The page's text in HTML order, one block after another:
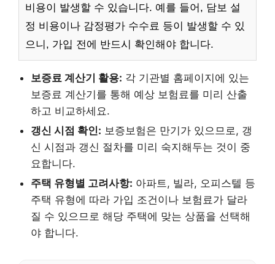
비용이 발생할 수 있습니다. 예를 들어, 담보 설
정 비용이나 감정평가 수수료 등이 발생할 수 있
으니, 가입 전에 반드시 확인해야 합니다.
보증료 계산기 활용: 각 기관별 홈페이지에 있는
보증료 계산기를 통해 예상 보험료를 미리 산출
하고 비교하세요.
갱신 시점 확인: 보증보험은 만기가 있으므로, 갱
신 시점과 갱신 절차를 미리 숙지해두는 것이 중
요합니다.
주택 유형별 고려사항: 아파트, 빌라, 오피스텔 등
주택 유형에 따라 가입 조건이나 보험료가 달라
질 수 있으므로 해당 주택에 맞는 상품을 선택해
야 합니다.